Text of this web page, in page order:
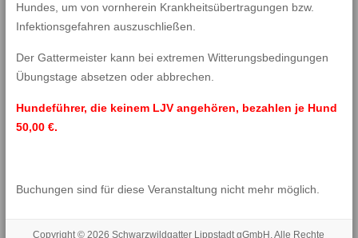
Hundes, um von vornherein Krankheitsübertragungen bzw.
Infektionsgefahren auszuschließen.
Der Gattermeister kann bei extremen Witterungsbedingungen
Übungstage absetzen oder abbrechen.
Hundeführer, die keinem LJV angehören, bezahlen je Hund
50,00 €.
Buchungen sind für diese Veranstaltung nicht mehr möglich.
Copyright © 2026Schwarzwildgatter Lippstadt gGmbH . Alle Rechte